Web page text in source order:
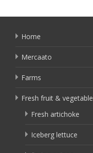
Home
Mercaato
Farms
Fresh fruit & vegetable
Fresh artichoke
Iceberg lettuce